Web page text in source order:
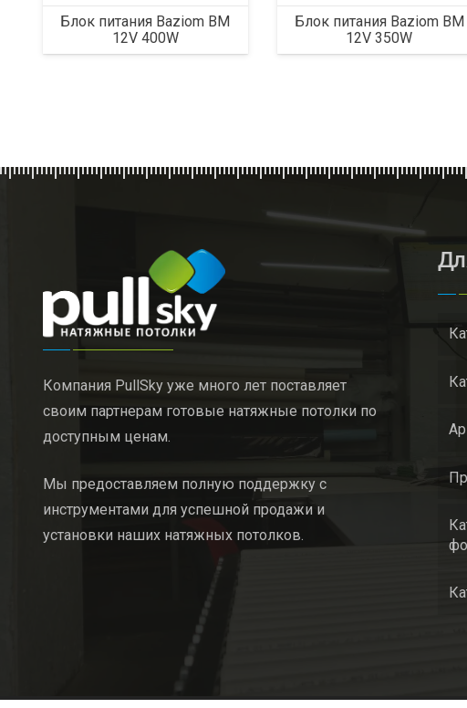
Блок питания Baziom BM
12V 400W
Блок питания Baziom BM
12V 350W
Компания PullSky уже много лет поставляет
своим партнерам готовые натяжные потолки по
доступным ценам.
Мы предоставляем полную поддержку с
инструментами для успешной продажи и
установки наших натяжных потолков.